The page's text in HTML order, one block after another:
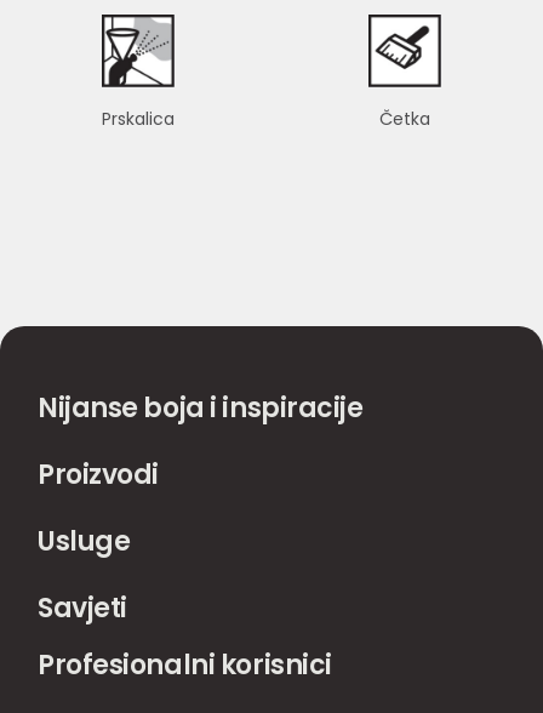
Prskalica Četka
Nijanse boja i inspiracije
Proizvodi
Usluge
Savjeti
Profesionalni korisnici